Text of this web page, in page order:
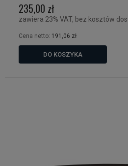
235,00 zł
zawiera 23% VAT, bez kosztów
Cena netto: 191,06 zł
DO KOSZYKA